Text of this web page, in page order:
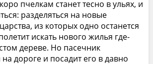
пчелкам станет тесно в ульях, и
разделяться на новые
из которых одно останется
искать нового жилья где-
дереве. Но пасечник
дороге и посадит его в давно